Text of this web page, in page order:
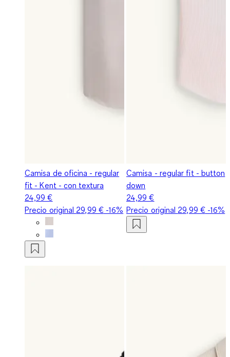
Camisa de oficina - regular
fit - Kent - con textura
24,99 €
Precio original 29,99 €-16%
Camisa - regular fit - button
down
24,99 €
Precio original 29,99 €-16%